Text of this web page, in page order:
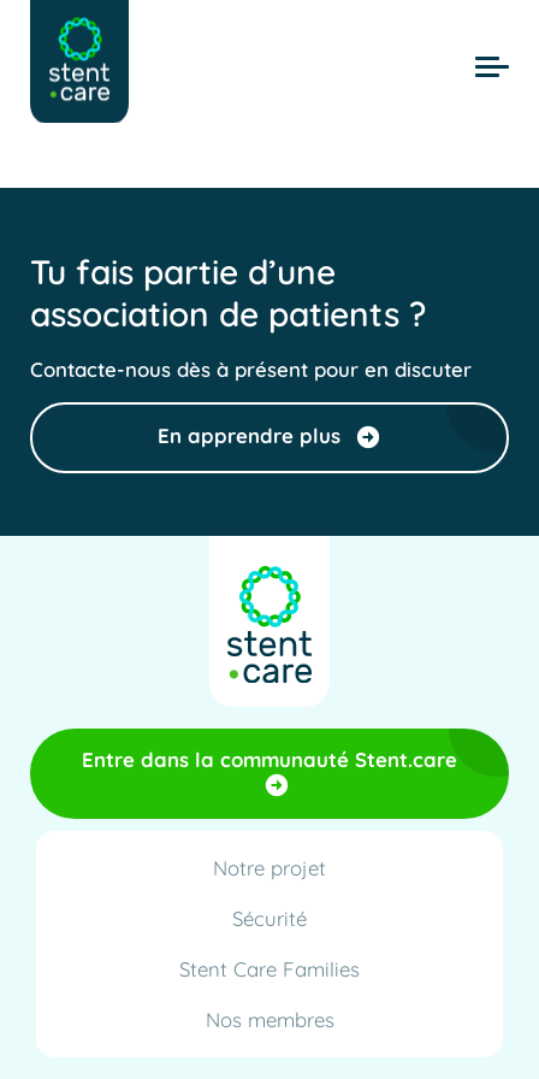
Skip to main content
Tu fais partie d’une
association de patients ?
Contacte-nous dès à présent pour en discuter
En apprendre plus
Entre dans la communauté Stent.care
Notre projet
Sécurité
Stent Care Families
Nos membres